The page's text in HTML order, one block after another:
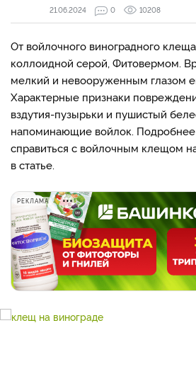
21.06.2024
0 10208
От войлочного виноградного
коллоидной серой, Фитовермом.
мелкий и невооруженным глазом
Характерные признаки
вздутия-пузырьки и пушистый
напоминающие войлок. Подробнее
справиться с войлочным клещом
в статье.
РЕКЛАМА